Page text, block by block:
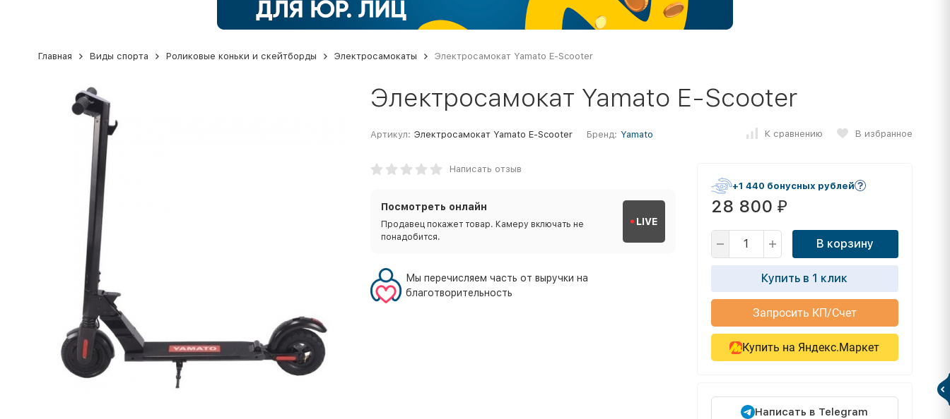
Главная Виды спорта Роликовые коньки и скейтборды Электросамокаты Электросамокат Yamato E-Scooter
Электросамокат Yamato E-Scooter
Артикул: Электросамокат Yamato E-Scooter Бренд: Yamato К сравнению В избранное
Написать отзыв
Посмотреть онлайн
Продавец покажет товар. Камеру включать не
понадобится.
LIVE
Мы перечисляем часть от выручки на
благотворительность
+1 440 бонусных рублей
28 800 ₽
В корзину
Купить в 1 клик
Запросить КП/Счет
Купить на Яндекс.Маркет
Написать в Telegram